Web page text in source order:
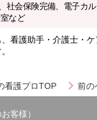
社会保険完備、電子カ
など
看護助手・介護士・
看護プロTOP 前の
客様）